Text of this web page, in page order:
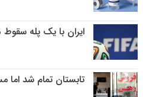
ایران با یک پله
تابستان تمام شد